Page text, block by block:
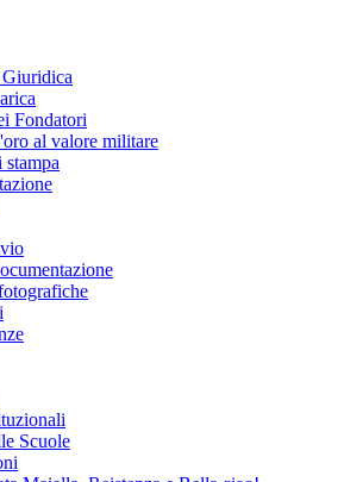
Giuridica
Fondatori
al valore militare
Scuole